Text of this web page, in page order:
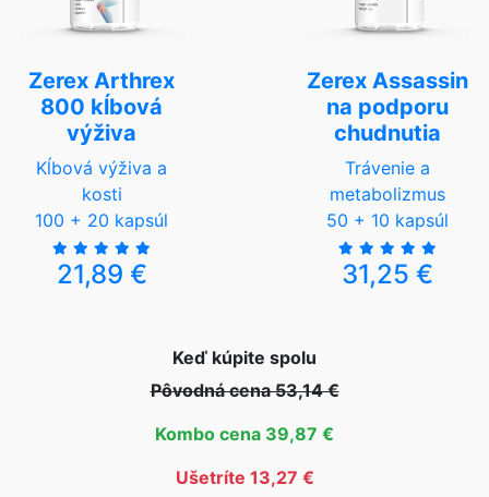
Zerex Arthrex
800 kĺbová
výživa
Kĺbová výživa a
kosti
100 + 20 kapsúl
21,89 €
Zerex Assassin
na podporu
chudnutia
Trávenie a
metabolizmus
50 + 10 kapsúl
31,25 €
Keď kúpite spolu
Pôvodná cena 53,14 €
Kombo cena 39,87 €
Ušetríte 13,27 €